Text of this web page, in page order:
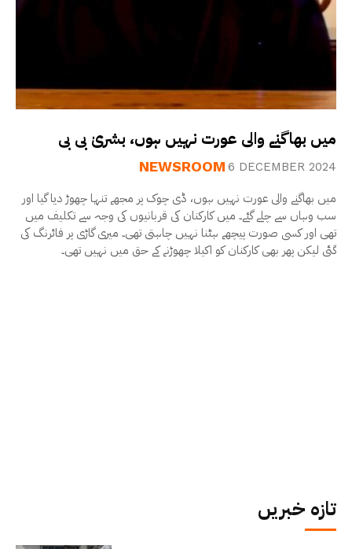
میں بھاگنے والی عورت نہیں ہوں، بشریٰ بی بی
NEWSROOM 6 DECEMBER 2024
میں بھاگنے والی عورت نہیں ہوں، ڈی چوک پر مجھے تنہا چھوڑ دیا گیا اور
سب وہاں سے چلے گئے۔ میں کارکنان کی قربانیوں کی وجہ سے تکلیف میں
تھی اور کسی صورت پیچھے ہٹنا نہیں چاہتی تھی۔ میری گاڑی پر فائرنگ کی
گئی لیکن پھر بھی کارکنان کو اکیلا چھوڑنے کے حق میں نہیں تھی۔
تازہ خبریں